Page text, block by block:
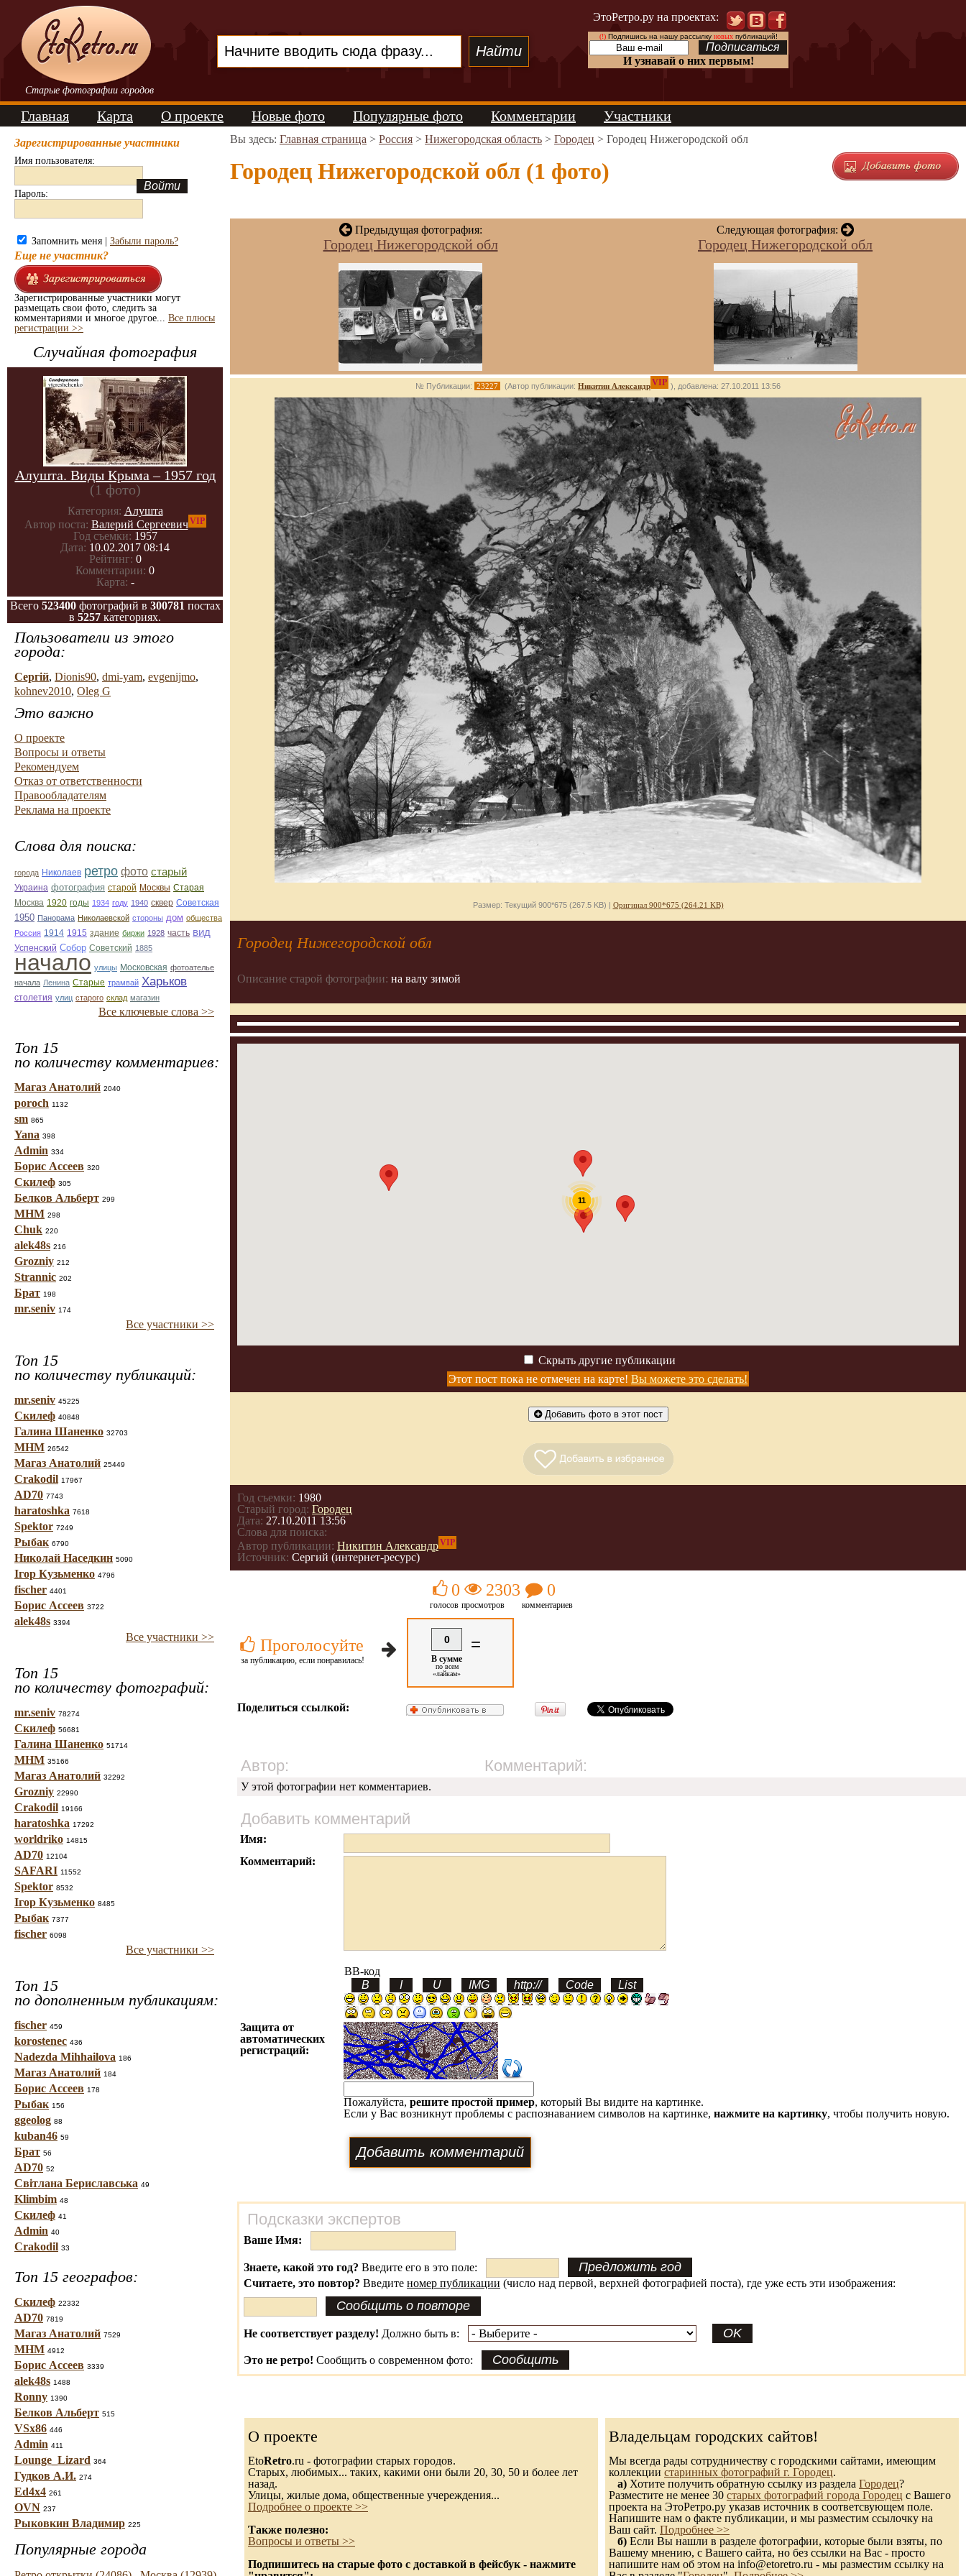
Старые фотографии городов
ЭтоРетро.ру на проектах:
(!)Подпишись на нашу рассылку новыхпубликаций!
И узнавай о них первым!
Главная Карта О проекте Новые фото Популярные фото Комментарии Участники
Зарегистрированные участники
Имя пользователя:
Пароль:
Запомнить меня | Забыли пароль?
Еще не участник?
Зарегистрированные участники могут
размещать свои фото, следить за
комментариями и многое другое... Все плюсы
регистрации >>
Случайная фотография
Алушта. Виды Крыма – 1957 год
(1 фото)
Категория: Алушта
Автор поста: Валерий СергеевичVIP
Год съемки: 1957
Дата: 10.02.2017 08:14
Рейтинг: 0
Комментарии: 0
Карта: -
Всего 523400фотографий в 300781 постах
в 5257 категориях.
Пользователи из этого
города:
Сергiй, Dionis90, dmi-yam, evgenijmo,
kohnev2010, Oleg G
Это важно
О проекте
Вопросы и ответы
Рекомендуем
Отказ от ответственности
Правообладателям
Реклама на проекте
Слова для поиска:
города Николаев ретро фото старый
Украина фотография старой Москвы Старая
Москва 1920 годы 1934 году 1940 сквер Советская
1950 Панорама Николаевской стороны дом общества
Россия 1914 1915 здание биржи 1928 часть вид
Успенский Собор Советский 1885
начало улицы Московская фотоателье
начала Ленина Старые трамвай Харьков
столетия улиц старого склад магазин
Все ключевые слова >>
Топ 15
по количеству комментариев:
Магаз Анатолий 2040
poroch 1132
sm 865
Yana 398
Admin 334
Борис Ассеев 320
Скилеф 305
Белков Альберт 299
МНМ 298
Chuk 220
alek48s 216
Grozniy 212
Strannic 202
Брат 198
mr.seniv 174
Все участники >>
Топ 15
по количеству публикаций:
mr.seniv 45225
Скилеф 40848
Галина Шаненко 32703
МНМ 26542
Магаз Анатолий 25449
Crakodil 17967
AD70 7743
haratoshka 7618
Spektor 7249
Рыбак 6790
Николай Наседкин 5090
Ігор Кузьменко 4796
fischer 4401
Борис Ассеев 3722
alek48s 3394
Все участники >>
Топ 15
по количеству фотографий:
mr.seniv 78274
Скилеф 56681
Галина Шаненко 51714
МНМ 35166
Магаз Анатолий 32292
Grozniy 22990
Crakodil 19166
haratoshka 17292
worldriko 14815
AD70 12104
SAFARI 11552
Spektor 8532
Ігор Кузьменко 8485
Рыбак 7377
fischer 6098
Все участники >>
Топ 15
по дополненным публикациям:
fischer 459
korostenec 436
Nadezda Mihhailova 186
Магаз Анатолий 184
Борис Ассеев 178
Рыбак 156
ggeolog 88
kuban46 59
Брат 56
AD70 52
Світлана Бериславська 49
Klimbim 48
Скилеф 41
Admin 40
Crakodil 33
Топ 15 географов:
Скилеф 22332
AD70 7819
Магаз Анатолий 7529
МНМ 4912
Борис Ассеев 3339
alek48s 1488
Ronny 1390
Белков Альберт 515
VSx86 446
Admin 411
Lounge_Lizard 364
Гудков А.И. 274
Ed4x4 261
OVN 237
Рыковкин Владимир 225
Популярные города
Вы здесь: Главная страница > Россия > Нижегородская область > Городец > Городец Нижегородской обл
Городец Нижегородской обл (1 фото)
Предыдущая фотография:
Городец Нижегородской обл
Следующая фотография:
Городец Нижегородской обл
№ Публикации: 23227 (Автор публикации: Никитин АлександрVIP ), добавлена: 27.10.2011 13:56
Размер: Текущий 900*675 (267.5 KB) | Оригинал 900*675 (264.21 KB)
Городец Нижегородской обл
Описание старой фотографии: на валу зимой
11
Скрыть другие публикации
Этот пост пока не отмечен на карте! Вы можете это сделать!
Добавить фото в этот пост
Год съемки: 1980
Старый город: Городец
Дата: 27.10.2011 13:56
Слова для поиска:
Автор публикации: Никитин АлександрVIP
Источник: Сергий (интернет-ресурс)
Проголосуйте
за публикацию, если понравилась!
0
голосов
2303
просмотров
0
комментариев
0
В сумме
по всем
«лайкам»
=
Поделиться ссылкой:
Автор: Комментарий:
У этой фотографии нет комментариев.
Добавить комментарий
Имя:
Комментарий:
BB-код
Защита от
автоматических
регистраций:
Пожалуйста, решите простой пример, который Вы видите на картинке.
Если у Вас возникнут проблемы с распознаванием символов на картинке, нажмите на картинку, чтобы получить новую.
Подсказки экспертов
Ваше Имя:
Знаете, какой это год? Введите его в это поле:
Считаете, это повтор? Введите номер публикации (число над первой, верхней фотографией поста), где уже есть эти изображения:
Не соответствует разделу! Должно быть в:
Это не ретро! Сообщить о современном фото:
О проекте
EtoRetro.ru - фотографии старых городов.
Старых, любимых... таких, какими они были 20, 30, 50 и более лет
назад.
Улицы, жилые дома, общественные учереждения...
Подробнее о проекте >>
Также полезно:
Вопросы и ответы >>
Подпишитесь на старые фото с доставкой в фейсбук - нажмите
Владельцам городских сайтов!
Мы всегда рады сотрудничеству с городскими сайтами, имеющим
коллекции старинных фотографий г. Городец.
а) Хотите получить обратную ссылку из раздела Городец?
Разместите не менее 30 старых фотографий города Городец с Вашего
проекта на ЭтоРетро.ру указав источник в соответсвующем поле.
Напишите нам о факте публикации, и мы разместим ссылочку на
Ваш сайт. Подробнее >>
б) Если Вы нашли в разделе фотографии, которые были взяты, по
Вашему мнению, с Вашего сайта, но без ссылки на Вас - просто
напишите нам об этом на info@etoretro.ru - мы разместим ссылку на